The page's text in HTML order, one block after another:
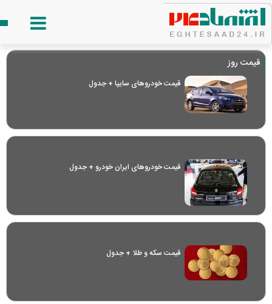
قیمت روز
قیمت خودرو‌های سایپا + جدول
قیمت خودرو‌های ایران خودرو + جدول
قیمت سکه و طلا + جدول